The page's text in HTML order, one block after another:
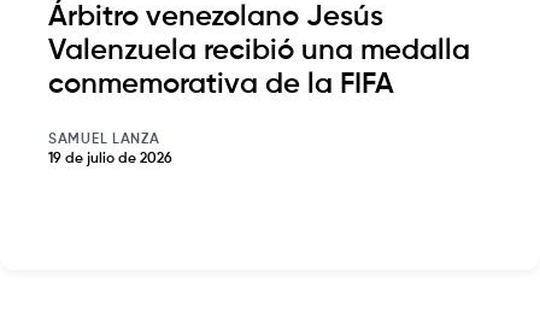
Árbitro venezolano Jesús
Valenzuela recibió una medalla
conmemorativa de la FIFA
SAMUEL LANZA
19 de julio de 2026